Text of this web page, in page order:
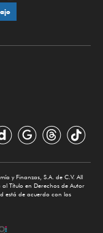
y Finanzas, S.A. de C.V. All
al Título en Derechos de Autor
está de acuerdo con los